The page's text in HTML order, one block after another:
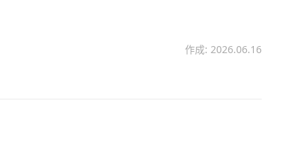
作成: 2026.06.16